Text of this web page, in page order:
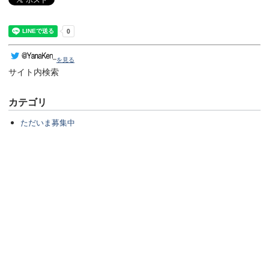
を見る
サイト内検索
カテゴリ
ただいま募集中